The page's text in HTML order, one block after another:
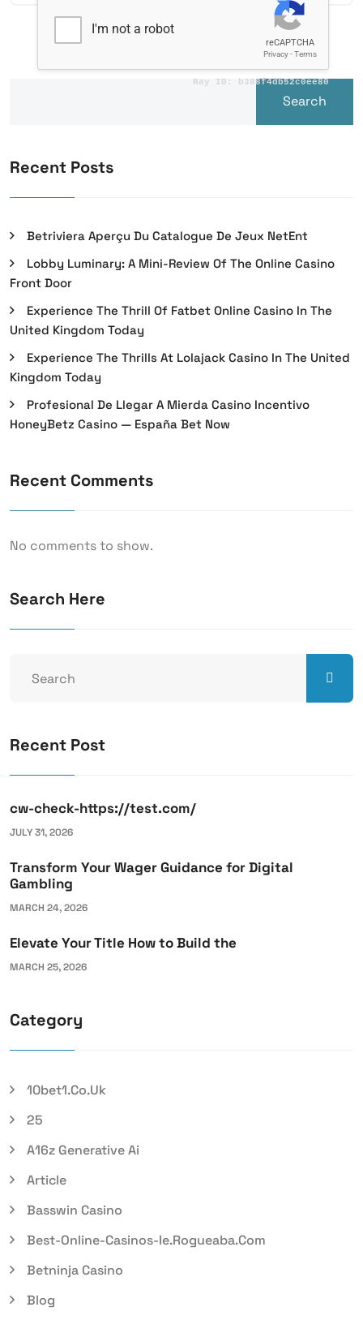
Search
Recent Posts
Betriviera Aperçu Du Catalogue De Jeux NetEnt
Lobby Luminary: A Mini-Review Of The Online Casino
Front Door
Experience The Thrill Of Fatbet Online Casino In The
United Kingdom Today
Experience The Thrills At Lolajack Casino In The United
Kingdom Today
Profesional De Llegar A Mierda Casino Incentivo
HoneyBetz Casino — España Bet Now
Recent Comments
No comments to show.
Search Here
Recent Post
cw-check-https://test.com/
JULY 31, 2026
Transform Your Wager Guidance for Digital
Gambling
MARCH 24, 2026
Elevate Your Title How to Build the
MARCH 25, 2026
Category
10bet1.co.uk
25
A16z Generative Ai
Article
Basswin Casino
Best-Online-Casinos-Ie.rogueaba.com
Betninja Casino
Blog